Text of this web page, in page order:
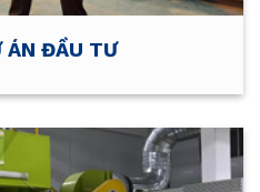
ÁN ĐẦU TƯ